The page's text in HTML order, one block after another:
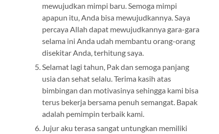
mewujudkan mimpi baru. Semoga mimpi
apapun itu, Anda bisa mewujudkannya. Saya
percaya Allah dapat mewujudkannya gara-gara
selama ini Anda udah membantu orang-orang
disekitar Anda, terhitung saya.
Selamat lagi tahun, Pak dan semoga panjang
usia dan sehat selalu. Terima kasih atas
bimbingan dan motivasinya sehingga kami bisa
terus bekerja bersama penuh semangat. Bapak
adalah pemimpin terbaik kami.
Jujur aku terasa sangat untungkan memiliki